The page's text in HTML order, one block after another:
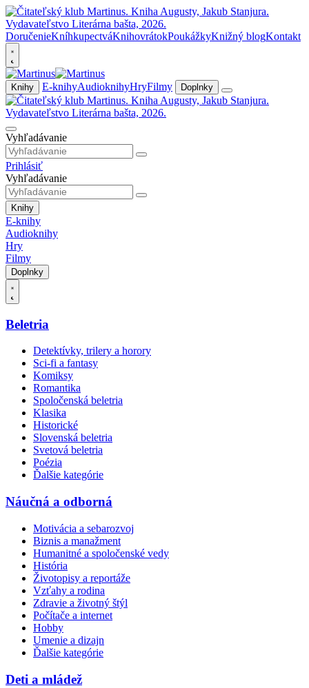
DoručenieKníhkupectváKnihovrátokPoukážkyKnižný blogKontakt
Knihy E-knihyAudioknihyHryFilmy Doplnky
Vyhľadávanie
Prihlásiť
Vyhľadávanie
Knihy
E-knihy
Audioknihy
Hry
Filmy
Doplnky
Beletria
Detektívky, trilery a horory
Sci-fi a fantasy
Komiksy
Romantika
Spoločenská beletria
Klasika
Historické
Slovenská beletria
Svetová beletria
Poézia
Ďalšie kategórie
Náučná a odborná
Motivácia a sebarozvoj
Biznis a manažment
Humanitné a spoločenské vedy
História
Životopisy a reportáže
Vzťahy a rodina
Zdravie a životný štýl
Počítače a internet
Hobby
Umenie a dizajn
Ďalšie kategórie
Deti a mládež